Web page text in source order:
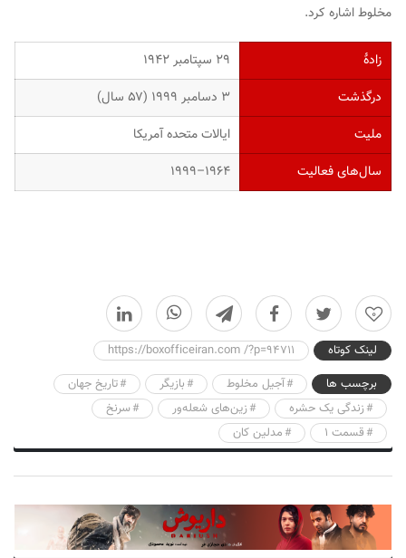
مخلوط اشاره کرد.
زادهٔ
۲۹ سپتامبر ۱۹۴۲
درگذشت
۳ دسامبر ۱۹۹۹ (۵۷ سال)
ملیت
ایالات متحده آمریکا
سال‌های فعالیت
۱۹۶۴–۱۹۹۹
0
لینک کوتاه
https://boxofficeiran.com /?p=94711
برچسب ها
آجیل مخلوط بازیگر
تاریخ جهان
زندگی یک حشره
زین‌های شعله‌ور
سرنخ
قسمت ۱
مدلین کان